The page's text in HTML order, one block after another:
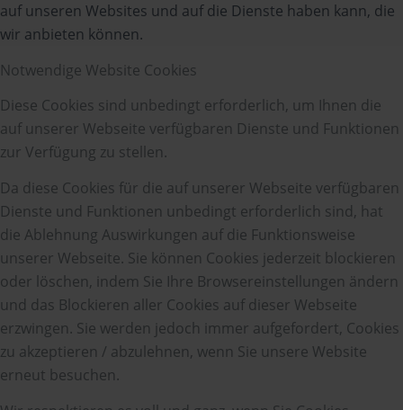
auf unseren Websites und auf die Dienste haben kann, die
wir anbieten können.
Notwendige Website Cookies
Diese Cookies sind unbedingt erforderlich, um Ihnen die
auf unserer Webseite verfügbaren Dienste und Funktionen
zur Verfügung zu stellen.
Da diese Cookies für die auf unserer Webseite verfügbaren
Dienste und Funktionen unbedingt erforderlich sind, hat
die Ablehnung Auswirkungen auf die Funktionsweise
unserer Webseite. Sie können Cookies jederzeit blockieren
oder löschen, indem Sie Ihre Browsereinstellungen ändern
und das Blockieren aller Cookies auf dieser Webseite
erzwingen. Sie werden jedoch immer aufgefordert, Cookies
zu akzeptieren / abzulehnen, wenn Sie unsere Website
erneut besuchen.